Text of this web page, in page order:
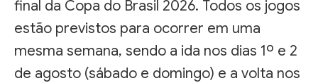
final da Copa do Brasil 2026. Todos os jogos
estão previstos para ocorrer em uma
mesma semana, sendo a ida nos dias 1º e 2
de agosto (sábado e domingo) e a volta nos